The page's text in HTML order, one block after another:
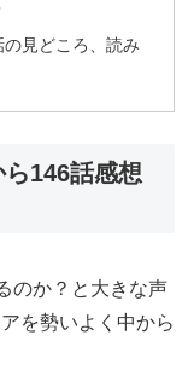
見どころ、読み
146話感想
のか？と大きな声
を勢いよく中から